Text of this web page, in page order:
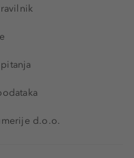
d.o.o.